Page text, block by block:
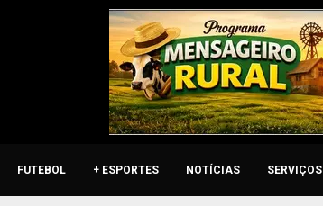
FUTEBOL + ESPORTES NOTÍCIAS SERVIÇOS